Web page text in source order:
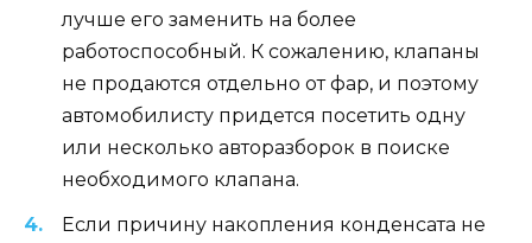
лучше его заменить на более
работоспособный. К сожалению, клапаны
не продаются отдельно от фар, и поэтому
автомобилисту придется посетить одну
или несколько авторазборок в поиске
необходимого клапана.
Если причину накопления конденсата не